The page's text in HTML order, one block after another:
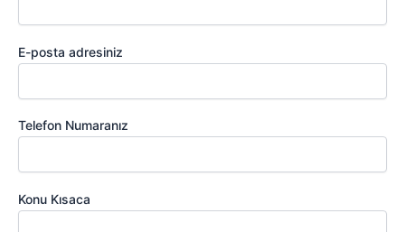
E-posta adresiniz
Telefon Numaranız
Konu Kısaca